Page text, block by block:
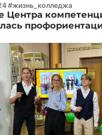
#жизнь_колледжа
Центра